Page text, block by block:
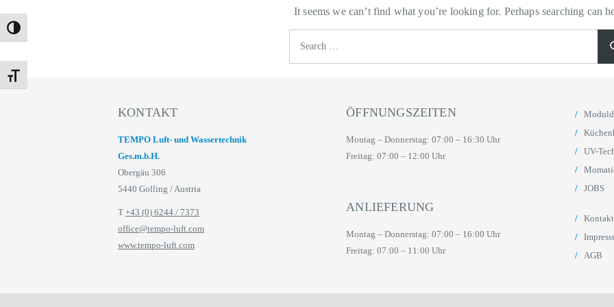
Umschalten auf hohe Kontraste
Schrift vergrößern
It seems we can’t find what you’re looking for. Perhaps searching can
KONTAKT
TEMPO Luft- und Wassertechnik
Ges.m.b.H.
Obergäu 306
5440 Golling / Austria
T +43 (0) 6244 / 7373
office@tempo-luft.com
www.tempo-luft.com
ÖFFNUNGSZEITEN
Montag – Donnerstag: 07:00 – 16:30 Uhr
Freitag: 07:00 – 12:00 Uhr
ANLIEFERUNG
Montag – Donnerstag: 07:00 – 16:00 Uhr
Freitag: 07:00 – 11:00 Uhr
UV-
JOBS
Kontakt
AGB